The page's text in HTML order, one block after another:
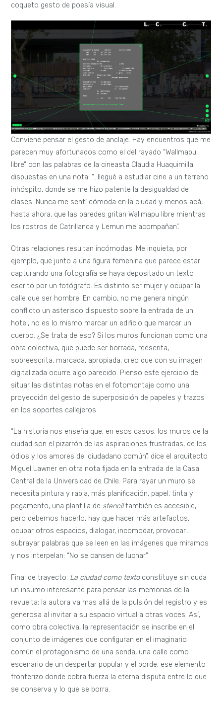
coqueto gesto de poesía visual.
Conviene pensar el gesto de anclaje. Hay encuentros que me
parecen muy afortunados como el del rayado “Wallmapu
libre” con las palabras de la cineasta Claudia Huaquimilla
dispuestas en una nota: “…llegué a estudiar cine a un terreno
inhóspito, donde se me hizo patente la desigualdad de
clases. Nunca me sentí cómoda en la ciudad y menos acá,
hasta ahora, que las paredes gritan Wallmapu libre mientras
los rostros de Catrillanca y Lemun me acompañan”.
Otras relaciones resultan incómodas. Me inquieta, por
ejemplo, que junto a una figura femenina que parece estar
capturando una fotografía se haya depositado un texto
escrito por un fotógrafo. Es distinto ser mujer y ocupar la
calle que ser hombre. En cambio, no me genera ningún
conflicto un asterisco dispuesto sobre la entrada de un
hotel, no es lo mismo marcar un edificio que marcar un
cuerpo. ¿Se trata de eso? Si los muros funcionan como una
obra colectiva, que puede ser borrada, reescrita,
sobreescrita, marcada, apropiada, creo que con su imagen
digitalizada ocurre algo parecido. Pienso este ejercicio de
situar las distintas notas en el fotomontaje como una
proyección del gesto de superposición de papeles y trazos
en los soportes callejeros.
“La historia nos enseña que, en esos casos, los muros de la
ciudad son el pizarrón de las aspiraciones frustradas, de los
odios y los amores del ciudadano común”, dice el arquitecto
Miguel Lawner en otra nota fijada en la entrada de la Casa
Central de la Universidad de Chile. Para rayar un muro se
necesita pintura y rabia, más planificación, papel, tinta y
pegamento, una plantilla de stenciltambién es accesible,
pero debemos hacerlo, hay que hacer más artefactos,
ocupar otros espacios, dialogar, incomodar, provocar…
subrayar palabras que se leen en las imágenes que miramos
y nos interpelan: “No se cansen de luchar”.
Final de trayecto. La ciudad como textoconstituye sin duda
un insumo interesante para pensar las memorias de la
revuelta; la autora va mas allá de la pulsión del registro y es
generosa al invitar a su espacio virtual a otras voces. Así,
como obra colectiva, la representación se inscribe en el
conjunto de imágenes que configuran en el imaginario
común el protagonismo de una senda, una calle como
escenario de un despertar popular y el borde, ese elemento
fronterizo donde cobra fuerza la eterna disputa entre lo que
se conserva y lo que se borra.